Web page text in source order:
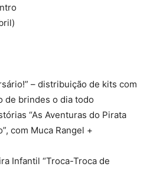
– distribuição de kits com
de brindes o dia todo
“As Aventuras do Pirata
com Muca Rangel +
Infantil “Troca-Troca de